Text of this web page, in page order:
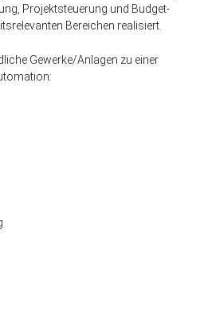
Projekt­steuerung und Budget­
Be­reichen realisiert.
Gewerke/Anlagen zu einer